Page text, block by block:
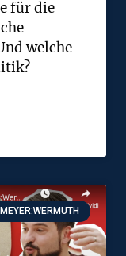
für die
welche
MEYER:WERMUTH